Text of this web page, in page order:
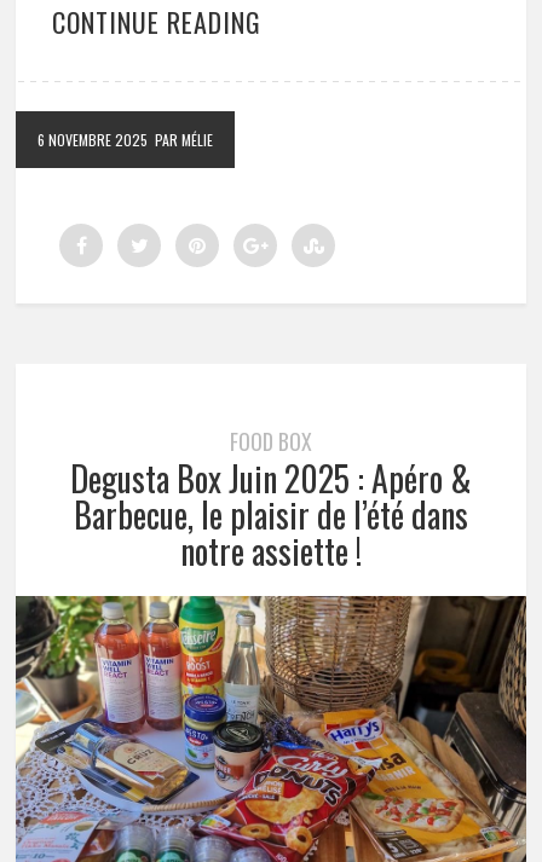
CONTINUE READING
6 NOVEMBRE 2025 PAR MÉLIE
FOOD BOX
Degusta Box Juin 2025 : Apéro &
Barbecue, le plaisir de l’été dans
notre assiette !